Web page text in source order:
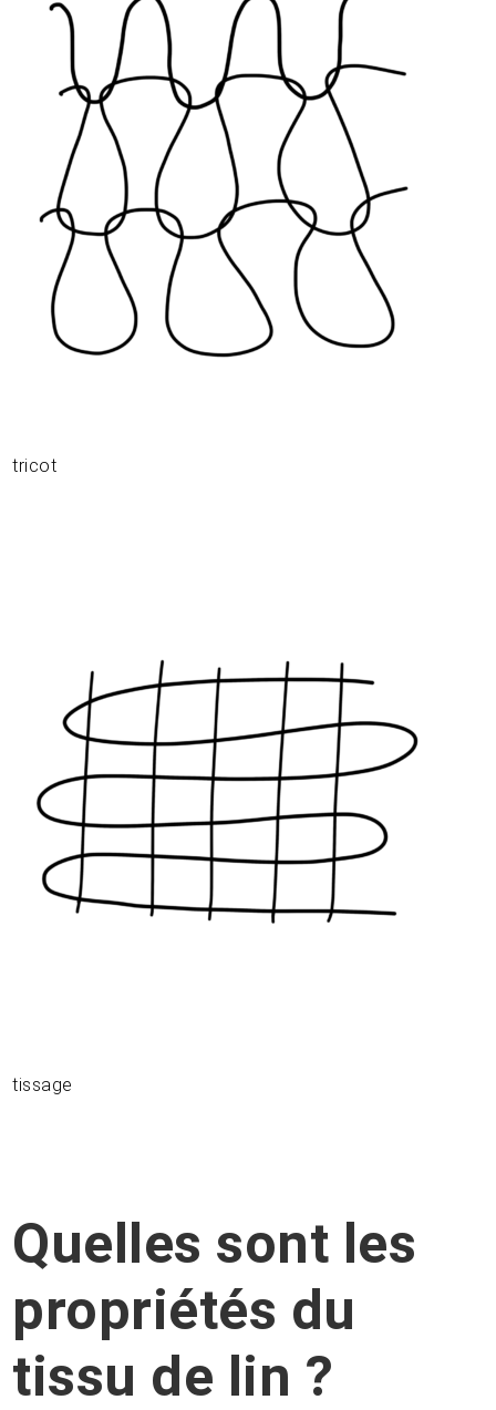
tricot
tissage
Quelles sont les
propriétés du
tissu de lin ?